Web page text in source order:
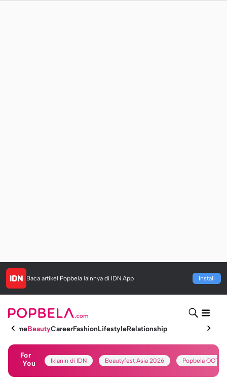
Baca artikel Popbela lainnya di IDN App Install
HomeBeautyCareerFashionLifestyleRelationship
For
You
Iklanin di IDN Beautyfest Asia 2026 Popbela OOTD